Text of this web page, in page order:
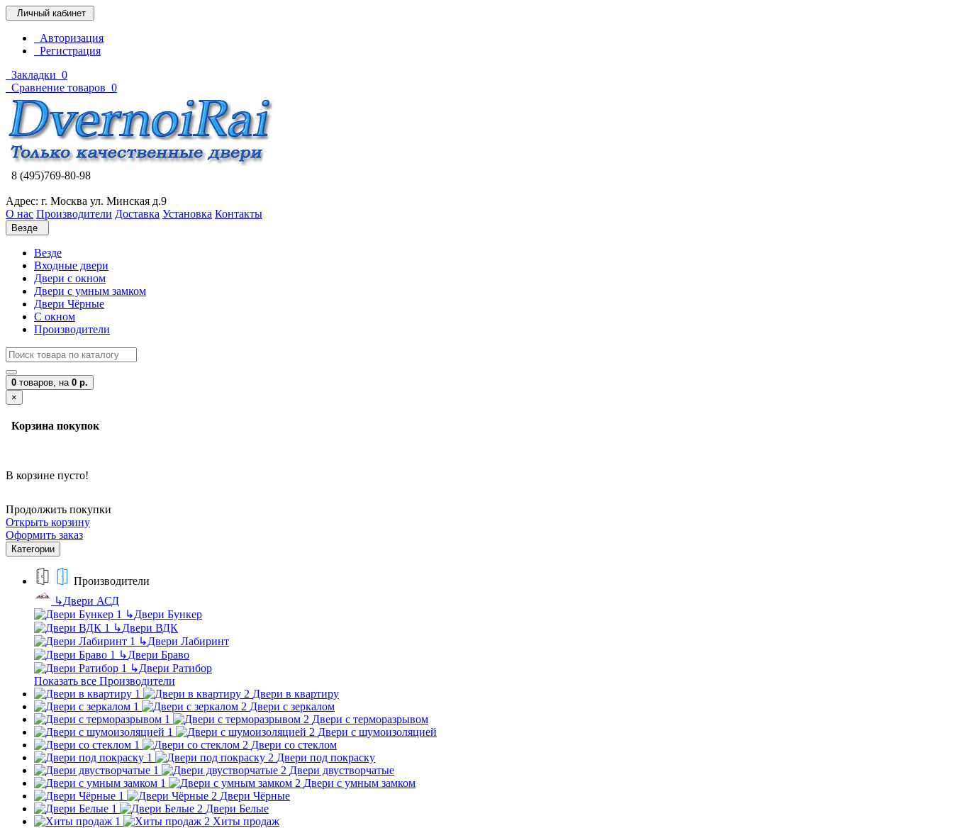
Личный кабинет
Авторизация
Регистрация
Закладки 0
Сравнение товаров 0
8 (495)769-80-98
Адрес: г. Москва ул. Минская д.9
О нас Производители Доставка Установка Контакты
Везде
Везде
Входные двери
Двери с окном
Двери с умным замком
Двери Чёрные
C окном
Производители
0 товаров, на 0 р.
×
Корзина покупок
В корзине пусто!
Продолжить покупки
Открыть корзину
Оформить заказ
Категории
Производители
↳Двери АСД
↳Двери Бункер
↳Двери ВДК
↳Двери Лабиринт
↳Двери Браво
↳Двери Ратибор
Показать все Производители
Двери в квартиру
Двери с зеркалом
Двери с терморазрывом
Двери с шумоизоляцией
Двери со стеклом
Двери под покраску
Двери двустворчатые
Двери с умным замком
Двери Чёрные
Двери Белые
Хиты продаж